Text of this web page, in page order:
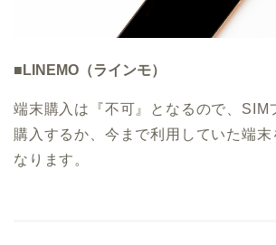
■LINEMO（ラインモ）
端末購入は『不可』となるので、SIM
購入するか、今まで利用していた端末
なります。